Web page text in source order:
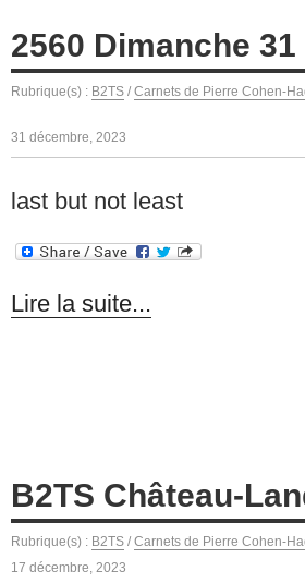
2560 Dimanche
Rubrique(s) : B2TS / Carnets de Pierre Cohen-
31 décembre, 2023
last but not least
Lire la suite...
B2TS Château-
Rubrique(s) : B2TS / Carnets de Pierre Cohen-
17 décembre, 2023